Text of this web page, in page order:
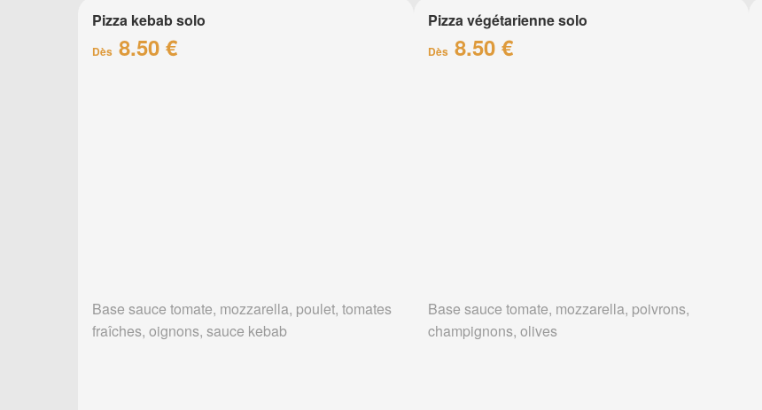
Pizza kebab solo
Dès 8.50 €
Base sauce tomate, mozzarella, poulet, tomates
fraîches, oignons, sauce kebab
Pizza végétarienne solo
Dès 8.50 €
Base sauce tomate, mozzarella, poivrons,
champignons, olives